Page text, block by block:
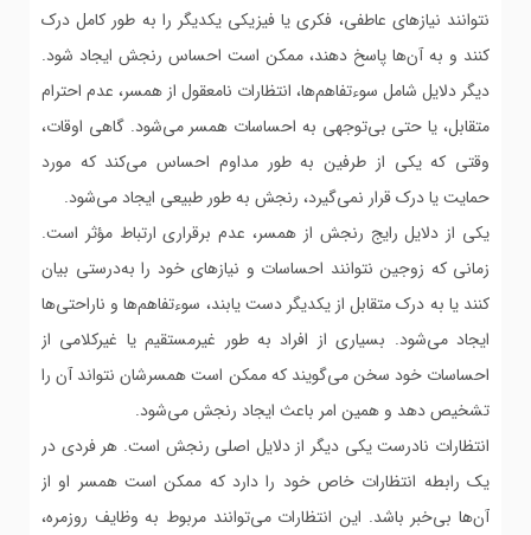
نتوانند نیازهای عاطفی، فکری یا فیزیکی یکدیگر را به طور کامل درک
کنند و به آن‌ها پاسخ دهند، ممکن است احساس رنجش ایجاد شود.
دیگر دلایل شامل سوءتفاهم‌ها، انتظارات نامعقول از همسر، عدم احترام
متقابل، یا حتی بی‌توجهی به احساسات همسر می‌شود. گاهی اوقات،
وقتی که یکی از طرفین به طور مداوم احساس می‌کند که مورد
حمایت یا درک قرار نمی‌گیرد، رنجش به طور طبیعی ایجاد می‌شود.
یکی از دلایل رایج رنجش از همسر، عدم برقراری ارتباط مؤثر است.
زمانی که زوجین نتوانند احساسات و نیازهای خود را به‌درستی بیان
کنند یا به درک متقابل از یکدیگر دست یابند، سوءتفاهم‌ها و ناراحتی‌ها
ایجاد می‌شود. بسیاری از افراد به طور غیرمستقیم یا غیرکلامی از
احساسات خود سخن می‌گویند که ممکن است همسرشان نتواند آن را
تشخیص دهد و همین امر باعث ایجاد رنجش می‌شود.
انتظارات نادرست یکی دیگر از دلایل اصلی رنجش است. هر فردی در
یک رابطه انتظارات خاص خود را دارد که ممکن است همسر او از
آن‌ها بی‌خبر باشد. این انتظارات می‌توانند مربوط به وظایف روزمره،